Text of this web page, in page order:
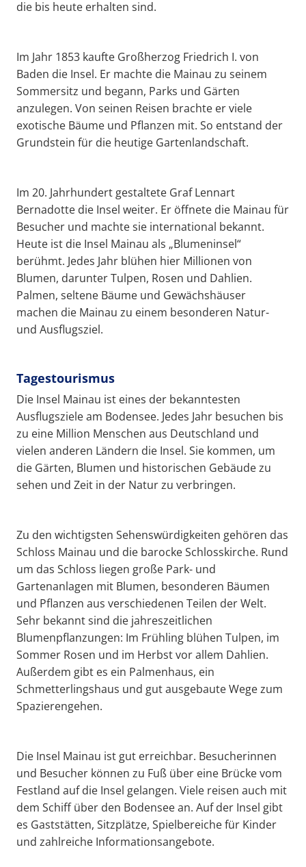
die bis heute erhalten sind.
Im Jahr 1853 kaufte Großherzog Friedrich I. von
Baden die Insel. Er machte die Mainau zu seinem
Sommersitz und begann, Parks und Gärten
anzulegen. Von seinen Reisen brachte er viele
exotische Bäume und Pflanzen mit. So entstand der
Grundstein für die heutige Gartenlandschaft.
Im 20. Jahrhundert gestaltete Graf Lennart
Bernadotte die Insel weiter. Er öffnete die Mainau für
Besucher und machte sie international bekannt.
Heute ist die Insel Mainau als „Blumeninsel“
berühmt. Jedes Jahr blühen hier Millionen von
Blumen, darunter Tulpen, Rosen und Dahlien.
Palmen, seltene Bäume und Gewächshäuser
machen die Mainau zu einem besonderen Natur-
und Ausflugsziel.
Tagestourismus
Die Insel Mainau ist eines der bekanntesten
Ausflugsziele am Bodensee. Jedes Jahr besuchen bis
zu eine Million Menschen aus Deutschland und
vielen anderen Ländern die Insel. Sie kommen, um
die Gärten, Blumen und historischen Gebäude zu
sehen und Zeit in der Natur zu verbringen.
Zu den wichtigsten Sehenswürdigkeiten gehören das
Schloss Mainau und die barocke Schlosskirche. Rund
um das Schloss liegen große Park- und
Gartenanlagen mit Blumen, besonderen Bäumen
und Pflanzen aus verschiedenen Teilen der Welt.
Sehr bekannt sind die jahreszeitlichen
Blumenpflanzungen: Im Frühling blühen Tulpen, im
Sommer Rosen und im Herbst vor allem Dahlien.
Außerdem gibt es ein Palmenhaus, ein
Schmetterlingshaus und gut ausgebaute Wege zum
Spazierengehen.
Die Insel Mainau ist gut erreichbar. Besucherinnen
und Besucher können zu Fuß über eine Brücke vom
Festland auf die Insel gelangen. Viele reisen auch mit
dem Schiff über den Bodensee an. Auf der Insel gibt
es Gaststätten, Sitzplätze, Spielbereiche für Kinder
und zahlreiche Informationsangebote.